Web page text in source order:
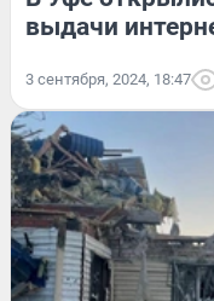
выдачи
3 сентября, 2024, 18:47